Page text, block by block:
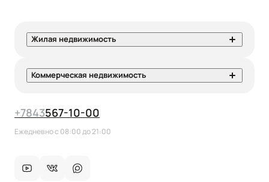
Жилая недвижимость
Коммерческая недвижимость
+7843567-10-00
Ежедневно с 08:00 до 21:00